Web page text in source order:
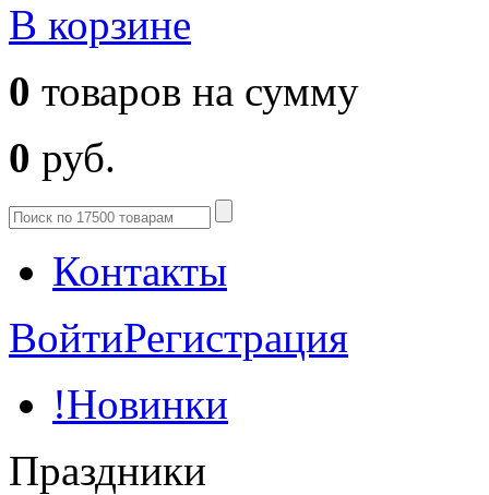
В корзине
0 товаров на сумму
0 руб.
Контакты
ВойтиРегистрация
!Новинки
Праздники